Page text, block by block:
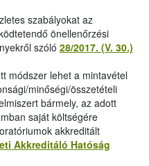
szabályokat az
önellenőrzési
szóló 28/2017. (V. 30.)
módszer lehet a mintavétel
minőségi/összetételi
bármely, az adott
saját költségére
akkreditált
Akkreditáló Hatóság